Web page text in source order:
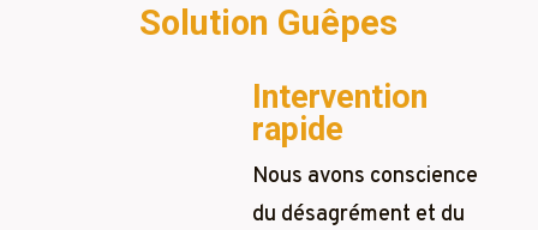
Solution Guêpes
Intervention
rapide
Nous avons conscience
du désagrément et du